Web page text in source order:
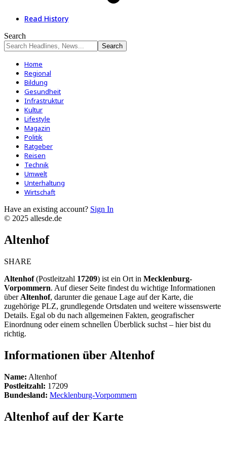
Read History
Search
Home
Regional
Bildung
Gesundheit
Infrastruktur
Kultur
Lifestyle
Magazin
Politik
Ratgeber
Reisen
Technik
Umwelt
Unterhaltung
Wirtschaft
Have an existing account? Sign In
© 2025 allesde.de
Altenhof
SHARE
Altenhof(Postleitzahl 17209) ist ein Ort in Mecklenburg-
Vorpommern. Auf dieser Seite findest du wichtige Informationen
über Altenhof, darunter die genaue Lage auf der Karte, die
zugehörige PLZ, grundlegende Ortsdaten und weitere wissenswerte
Details. Egal ob du nach allgemeinen Fakten, geografischer
Einordnung oder einem schnellen Überblick suchst – hier bist du
richtig.
Informationen über Altenhof
Name: Altenhof
Postleitzahl: 17209
Bundesland: Mecklenburg-Vorpommern
Altenhof auf der Karte